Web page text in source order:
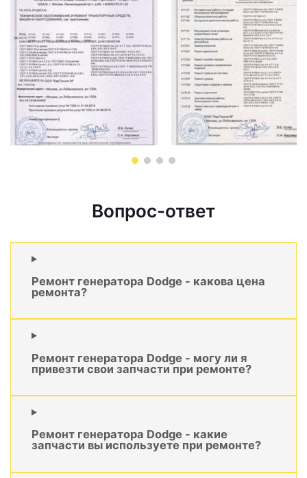
Вопрос-ответ
Ремонт генератора Dodge - какова цена
ремонта?
Ремонт генератора Dodge - могу ли я
привезти свои запчасти при ремонте?
Ремонт генератора Dodge - какие
запчасти вы используете при ремонте?